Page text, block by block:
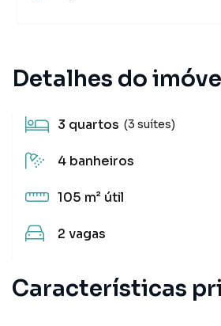
Detalhes do
3 quartos (3 suítes)
4 banheiros
105 m² útil
2 vagas
Características